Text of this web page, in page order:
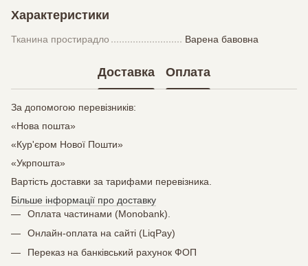
Характеристики
Тканина простирадло Варена бавовна
Доставка Оплата
За допомогою перевізників:
«Нова пошта»
«Кур'єром Нової Пошти»
«Укрпошта»
Вартість доставки за тарифами перевізника.
Більше інформації про доставку
Оплата частинами (Monobank).
Онлайн-оплата на сайті (LiqPay)
Переказ на банківський рахунок ФОП